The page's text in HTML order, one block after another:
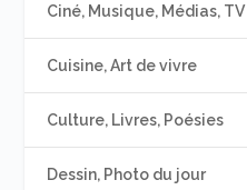
Ciné, Musique, Médias, TV
Cuisine, Art de vivre
Culture, Livres, Poésies
Dessin, Photo du jour